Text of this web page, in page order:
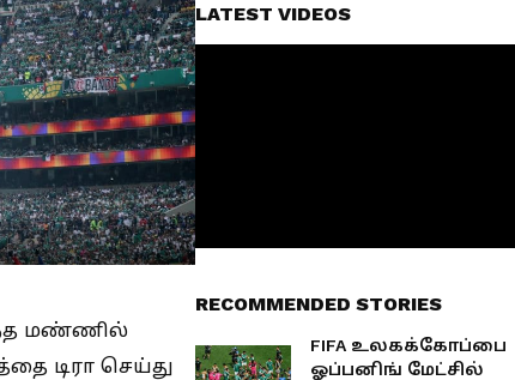
மண்ணில்
டிரா செய்து
LATEST VIDEOS
RECOMMENDED STORIES
FIFA உலகக்கோப்பை
ஓப்பனிங் மேட்சில்